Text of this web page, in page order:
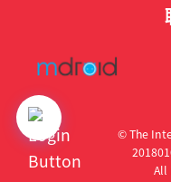
© The
All